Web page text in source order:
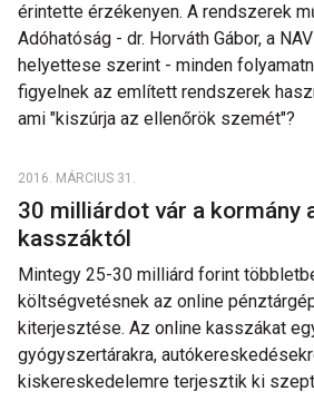
érintette érzékenyen. A rendszerek
Adóhatóság - dr. Horváth Gábor, a
helyettese szerint - minden
figyelnek az említett rendszerek
ami "kiszúrja az ellenőrök szemét"?
2016. MÁRCIUS 31.
30 milliárdot vár a kormány
kasszáktól
Mintegy 25-30 milliárd forint
költségvetésnek az online
kiterjesztése. Az online kasszákat
gyógyszertárakra,
kiskereskedelemre terjesztik ki